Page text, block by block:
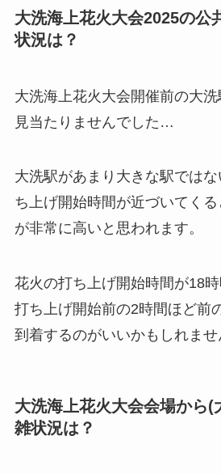
大洗海上花火大会2025の公
状況は？
大洗海上花火大会開催前の大
見当たりませんでした…
大洗駅があまり大きな駅では
ち上げ開始時間が近づいてく
が非常に高いと思われます。
花火の打ち上げ開始時間が18
打ち上げ開始前の2時間ほど前
到着するのがいいかもしれませ
大洗海上花火大会会場から(
雑状況は？